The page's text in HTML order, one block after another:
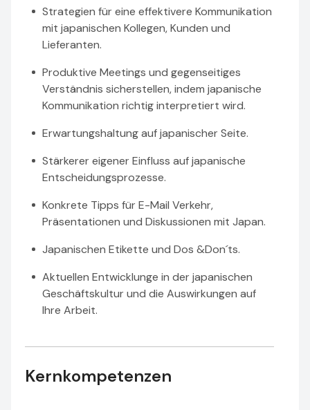
Strategien für eine effektivere Kommunikation
mit japanischen Kollegen, Kunden und
Lieferanten.
Produktive Meetings und gegenseitiges
Verständnis sicherstellen, indem japanische
Kommunikation richtig interpretiert wird.
Erwartungshaltung auf japanischer Seite.
Stärkerer eigener Einfluss auf japanische
Entscheidungsprozesse.
Konkrete Tipps für E-Mail Verkehr,
Präsentationen und Diskussionen mit Japan.
Japanischen Etikette und Dos &Don´ts.
Aktuellen Entwicklunge in der japanischen
Geschäftskultur und die Auswirkungen auf
Ihre Arbeit.
Kernkompetenzen